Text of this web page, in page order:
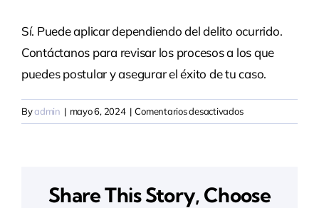
Contáctenos
Español
Sí­. Puede aplicar dependiendo del delito ocurrido.
Contáctanos para revisar los procesos a los que
puedes postular y asegurar el éxito de tu caso.
Byadmin | mayo 6, 2024 | Comentarios desactivadosen
Fui
un
Share This Story, Choose